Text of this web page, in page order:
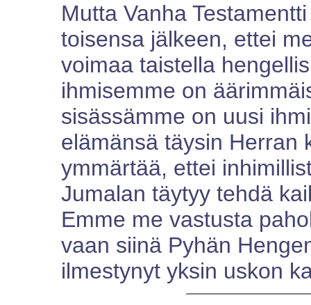
Mutta Vanha
toisensa jälkeen, ettei
voimaa taistella
ihmisemme on
sisässämme on uusi
elämänsä täysin Herran
ymmärtää, ettei
Jumalan täytyy tehdä
Emme me vastusta
vaan siinä Pyhän
ilmestynyt yksin uskon